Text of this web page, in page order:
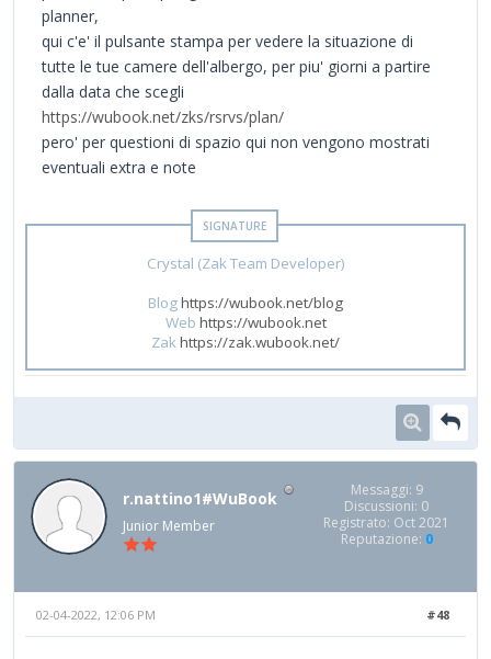
planner,
qui c'e' il pulsante stampa per vedere la situazione di
tutte le tue camere dell'albergo, per piu' giorni a partire
dalla data che scegli
https://wubook.net/zks/rsrvs/plan/
pero' per questioni di spazio qui non vengono mostrati
eventuali extra e note
Crystal (Zak Team Developer)
Bloghttps://wubook.net/blog
Web https://wubook.net
Zakhttps://zak.wubook.net/
r.nattino1#WuBook
Junior Member
Messaggi: 9
Discussioni: 0
Registrato: Oct 2021
Reputazione: 0
#48
02-04-2022, 12:06 PM